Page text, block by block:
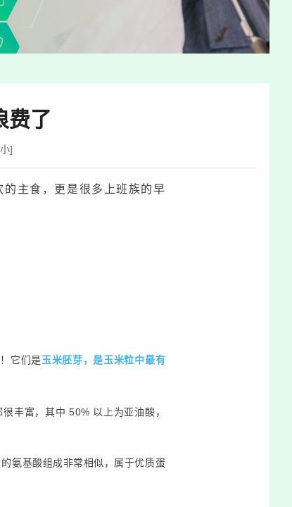
费了
小]
主食，更是很多上班族的早
它们是玉米胚芽，是玉米粒中最有
丰富，其中 50% 以上为亚油酸，
氨基酸组成非常相似，属于优质蛋